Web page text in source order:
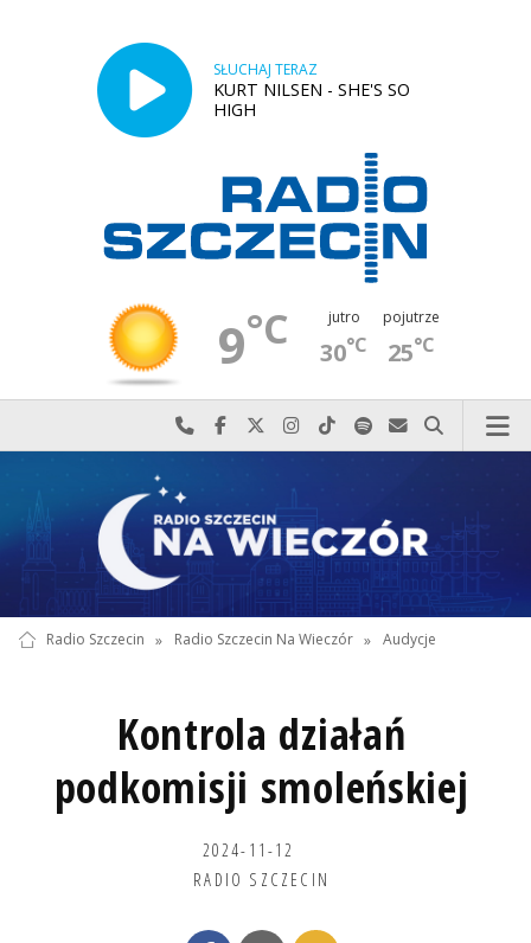
SŁUCHAJ TERAZ
KURT NILSEN - SHE'S SO
HIGH
9°C jutro
30°C
pojutrze
25°C
Najlepiej po prostu do nas zadzwoń
Odwiedź nas na Facebook-u
Odwiedź nas na X
Odwiedź nas na Instagram-ie
Odwiedź nas na TikTok-u
Szukaj nas na Spotify
Wyślij do nas
Szukaj
Radio Szczecin » Radio Szczecin Na Wieczór » Audycje
Kontrola działań
podkomisji smoleńskiej
2024-11-12
RADIO SZCZECIN